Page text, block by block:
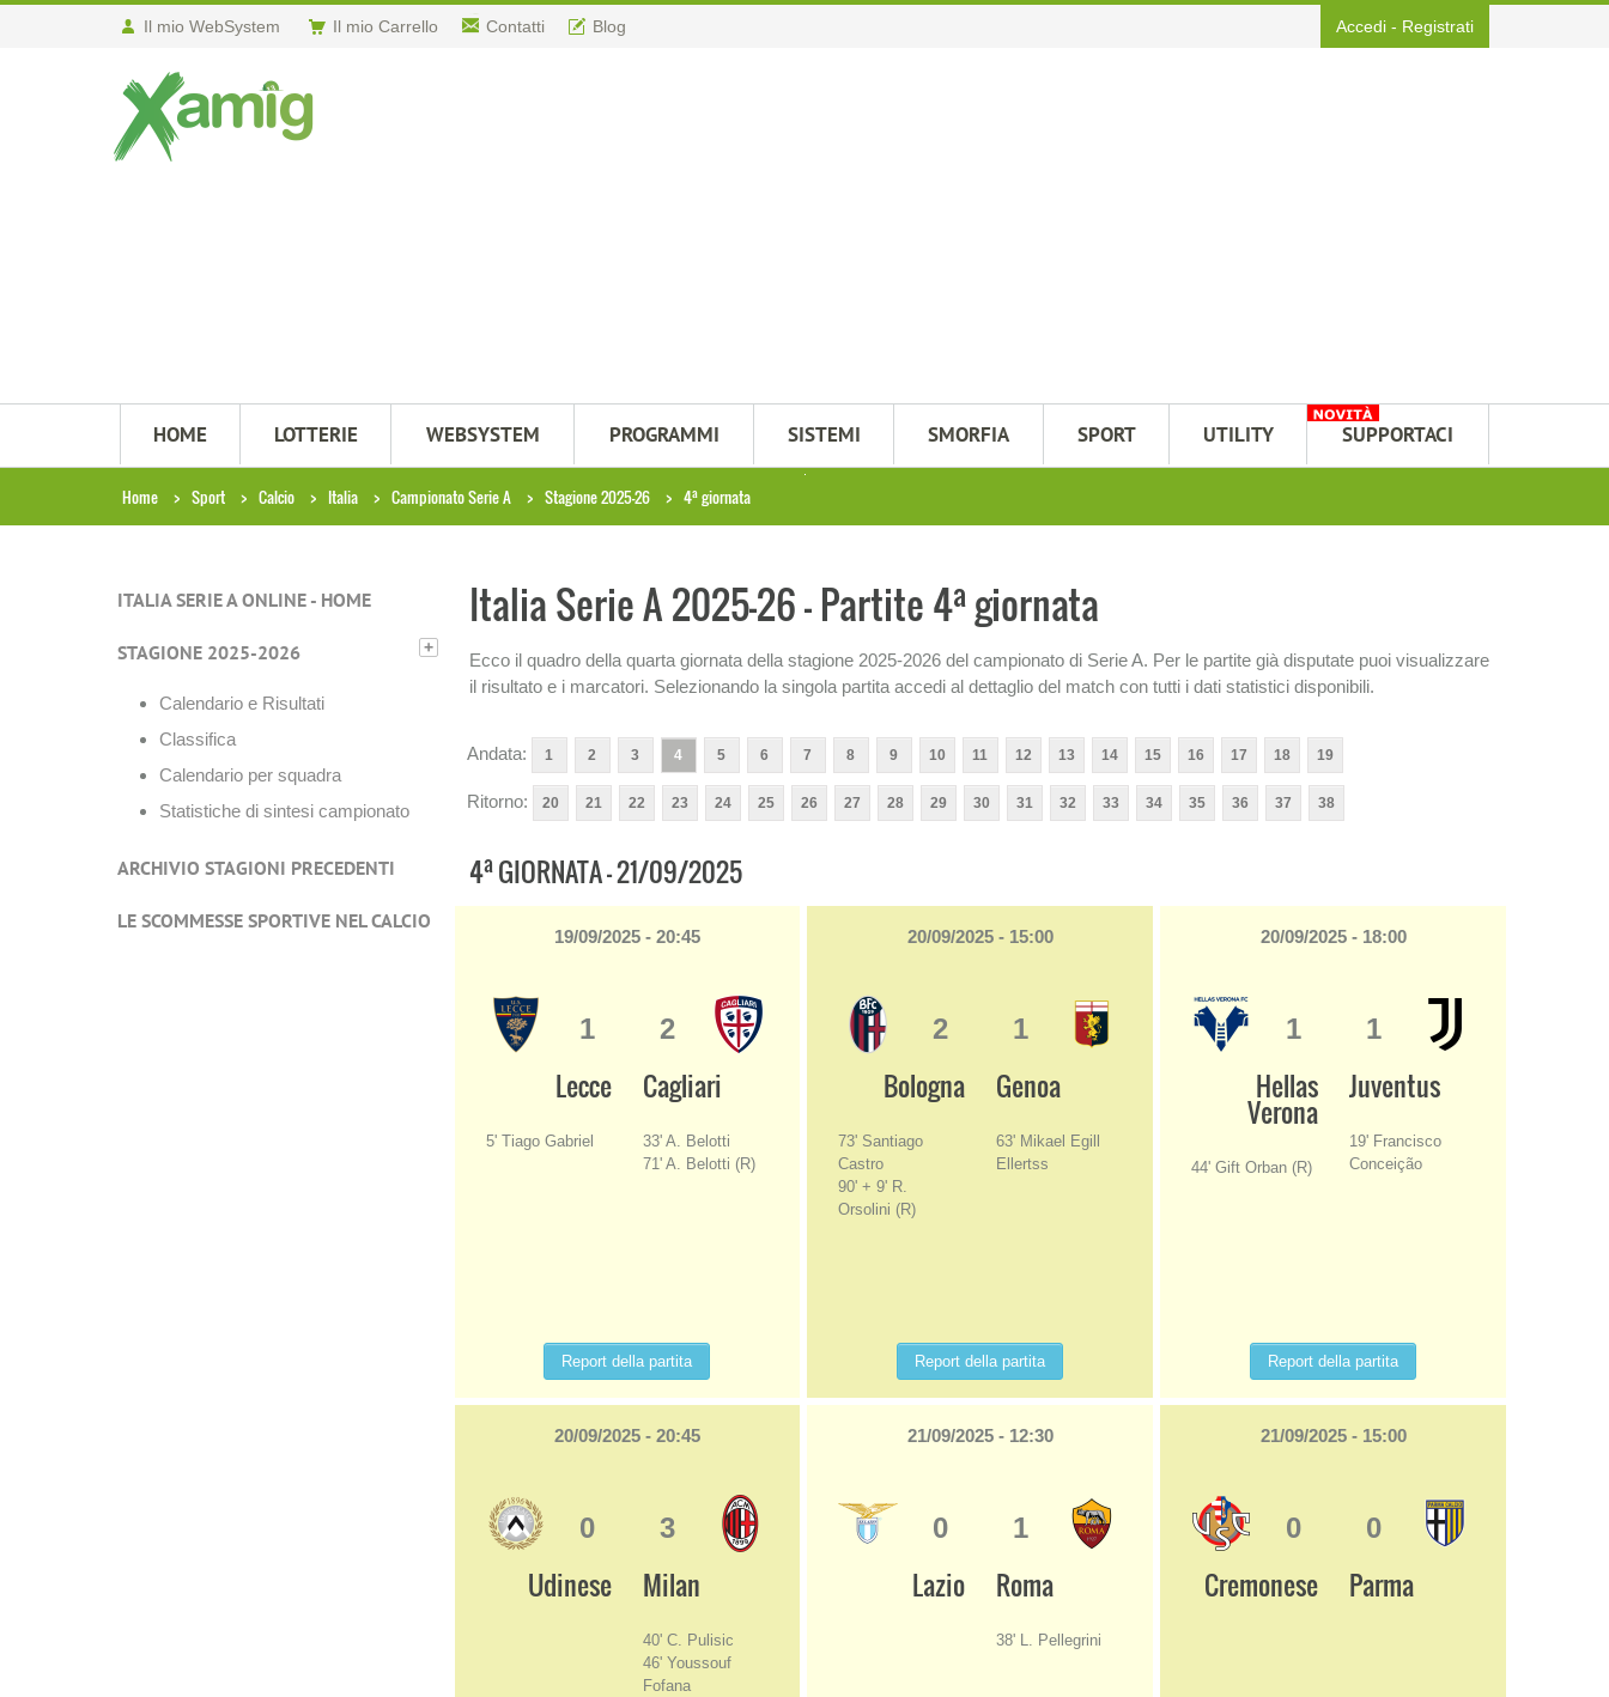
Il mio WebSystem Il mio Carrello Contatti Blog Accedi - Registrati
HOME LOTTERIE WEBSYSTEM PROGRAMMI SISTEMI SMORFIA SPORT UTILITY SUPPORTACI
Home Sport Calcio Italia Campionato Serie A Stagione 2025-26 4a giornata
ITALIA SERIE A ONLINE - HOME
STAGIONE 2025-2026 +
Calendario e Risultati
Classifica
Calendario per squadra
Statistiche di sintesi campionato
ARCHIVIO STAGIONI PRECEDENTI
LE SCOMMESSE SPORTIVE NEL CALCIO
Italia Serie A 2025-26 - Partite 4agiornata
Ecco il quadro della quarta giornata della stagione 2025-2026 del campionato di Serie A. Per le partite già disputate puoi visualizzare
il risultato e i marcatori. Selezionando la singola partita accedi al dettaglio del match con tutti i dati statistici disponibili.
Andata: 1 2 3 4 5 6 7 8 9 10 11 12 13 14 15 16 17 18 19
Ritorno: 20 21 22 23 24 25 26 27 28 29 30 31 32 33 34 35 36 37 38
4aGIORNATA - 21/09/2025
19/09/2025 - 20:45
1
Lecce
5' Tiago Gabriel
2
Cagliari
33' A. Belotti
71' A. Belotti (R)
Report della partita
20/09/2025 - 15:00
2
Bologna
73' Santiago
Castro
90' + 9' R.
Orsolini (R)
1
Genoa
63' Mikael Egill
Ellertss
Report della partita
20/09/2025 - 18:00
1
Hellas
Verona
44' Gift Orban (R)
1
Juventus
19' Francisco
Conceição
Report della partita
20/09/2025 - 20:45
0
Udinese
3
Milan
40' C. Pulisic
46' Youssouf
Fofana
21/09/2025 - 12:30
0
Lazio
1
Roma
38' L. Pellegrini
21/09/2025 - 15:00
0
Cremonese
0
Parma